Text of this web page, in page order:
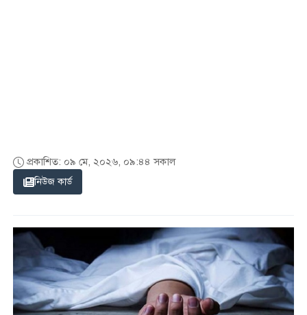
প্রকাশিত: ০৯ মে, ২০২৬, ০৯:৪৪ সকাল
নিউজ কার্ড